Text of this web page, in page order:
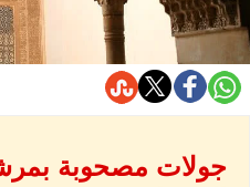
جولات مصحوبة